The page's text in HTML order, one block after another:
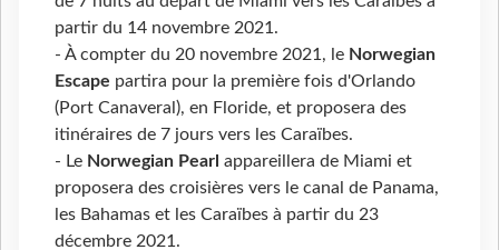
partir du 14 novembre 2021.
- À compter du 20 novembre 2021, le Norwegian
Escape partira pour la première fois d'Orlando
(Port Canaveral), en Floride, et proposera des
itinéraires de 7 jours vers les Caraïbes.
- Le Norwegian Pearl appareillera de Miami et
proposera des croisières vers le canal de Panama,
les Bahamas et les Caraïbes à partir du 23
décembre 2021.